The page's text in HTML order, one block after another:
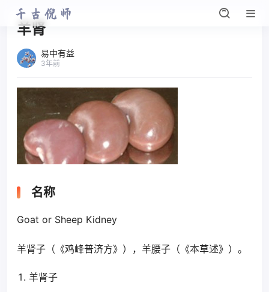
羊肾
易中有益
3年前
名称
Goat or Sheep Kidney
羊肾子（《鸡峰普济方》），羊腰子（《本草述》）。
羊肾子